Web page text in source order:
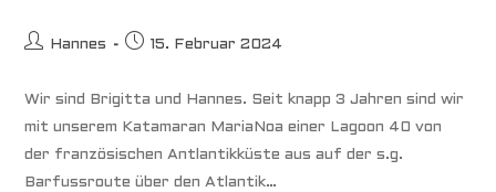
Beitrags-
Hannes
Beitrag
15. Februar 2024
Wir sind Brigitta und Hannes. Seit knapp 3 Jahren sind wir
mit unserem Katamaran MariaNoa einer Lagoon 40 von
der französischen Antlantikküste aus auf der s.g.
Barfussroute über den Atlantik…